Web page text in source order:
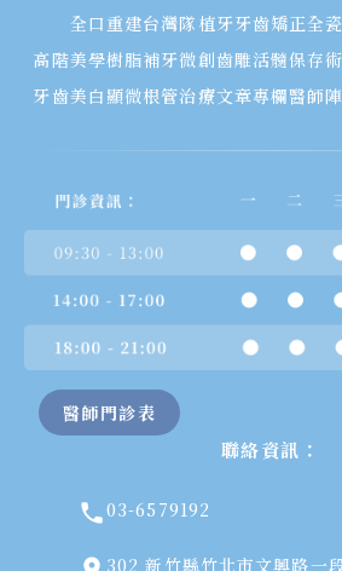
全口重建台灣隊植牙牙齒矯正全
高階美學樹脂補牙微創齒雕活髓保存術
牙齒美白 顯微根管治療文章專欄醫師
醫師門診表
聯絡資訊：
03-6579192
302 新竹縣竹北市文興路一